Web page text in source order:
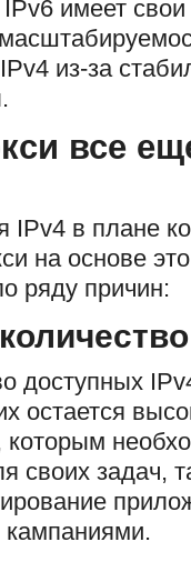
IPv6 имеет
из-за
все
IPv4 в плане
на основе
ряду причин:
доступных
остается
своих задач,